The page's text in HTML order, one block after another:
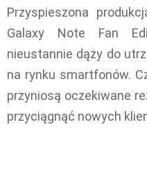
Przyspieszona
Galaxy Note Fan
nieustannie dąży do
na rynku smartfonów.
przyniosą oczekiwane
przyciągnąć nowych